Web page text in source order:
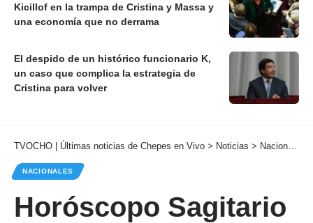
Kicillof en la trampa de Cristina y Massa y
una economía que no derrama
El despido de un histórico funcionario K,
un caso que complica la estrategia de
Cristina para volver
TVOCHO | Últimas noticias de Chepes en Vivo > Noticias > Nacionales
NACIONALES
Horóscopo Sagitario